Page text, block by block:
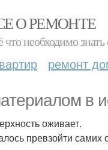
О РЕМОНТЕ
необходимо
ремонт
в
оживает.
превзойти